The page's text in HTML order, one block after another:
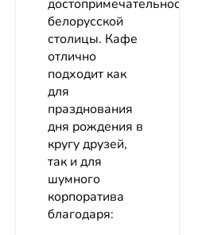
достопримечательностей
белорусской
столицы. Кафе
отлично
подходит как
для
празднования
дня рождения в
кругу друзей,
так и для
шумного
корпоратива
благодаря: